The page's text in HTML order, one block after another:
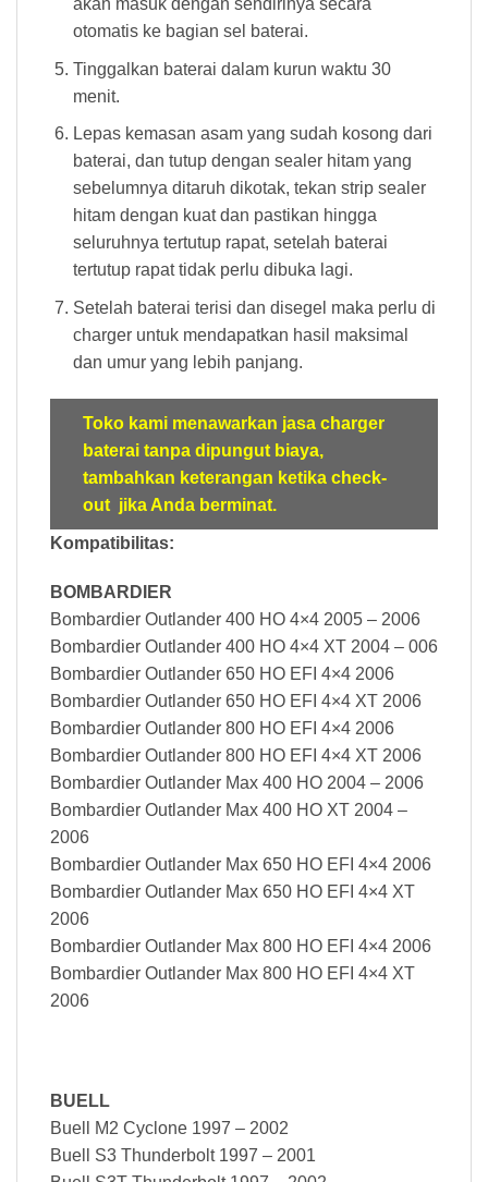
akan masuk dengan sendirinya secara
otomatis ke bagian sel baterai.
Tinggalkan baterai dalam kurun waktu 30
menit.
Lepas kemasan asam yang sudah kosong dari
baterai, dan tutup dengan sealer hitam yang
sebelumnya ditaruh dikotak, tekan strip sealer
hitam dengan kuat dan pastikan hingga
seluruhnya tertutup rapat, setelah baterai
tertutup rapat tidak perlu dibuka lagi.
Setelah baterai terisi dan disegel maka perlu di
charger untuk mendapatkan hasil maksimal
dan umur yang lebih panjang.
Toko kami menawarkan jasa charger
baterai tanpa dipungut biaya,
tambahkan keterangan ketika check-
out jika Anda berminat.
Kompatibilitas:
BOMBARDIER
Bombardier Outlander 400 HO 4×4 2005 – 2006
Bombardier Outlander 400 HO 4×4 XT 2004 – 006
Bombardier Outlander 650 HO EFI 4×4 2006
Bombardier Outlander 650 HO EFI 4×4 XT 2006
Bombardier Outlander 800 HO EFI 4×4 2006
Bombardier Outlander 800 HO EFI 4×4 XT 2006
Bombardier Outlander Max 400 HO 2004 – 2006
Bombardier Outlander Max 400 HO XT 2004 –
2006
Bombardier Outlander Max 650 HO EFI 4×4 2006
Bombardier Outlander Max 650 HO EFI 4×4 XT
2006
Bombardier Outlander Max 800 HO EFI 4×4 2006
Bombardier Outlander Max 800 HO EFI 4×4 XT
2006
BUELL
Buell M2 Cyclone 1997 – 2002
Buell S3 Thunderbolt 1997 – 2001